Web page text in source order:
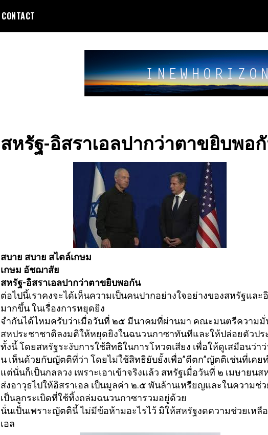
CONTACT
สหรัฐ-อิสราเอลปากว่าตาขยิบพอ
สบาย สบาย สไตล์เกษม
เกษม อัชฌาสัย
สหรัฐ-อิสราเอลปากว่าตาขยิบพอกัน
ต่อไปนี้เราคงจะได้เห็นความเป็นคนปากอย่างใจอย่างของสหรัฐและ
มากขึ้น ในเรื่องการหยุดยิง
จำกันได้ไหมครับว่าเมื่อวันที่ ๒๕ มีนาคมที่ผ่านมา คณะมนตรีความมั่
สหประชาชาติลงมติให้หยุดยิงในฉนวนกาซาทันทีและให้ปล่อยตัวปร
ทั้งนี้ โดยสหรัฐระงับการใช้สิทธิในการโหวตเสียง เพื่อให้ดูเสมือนว่า
น เห็นด้วยกับญัตติที่ว่า โดยไม่ใช้สิทธิยับยั้งเพื่อ”ตีตก”ญัตติเช่นที่เคย
แต่นั่นก็เป็นกลลวง เพราะเอาเข้าจริงแล้ว สหรัฐเมื่อวันที่ ๒ เมษายนส
ส่งอาวุธไปให้อิสราเอล เป็นมูลค่า ๒.๕ พันล้านเหรียญและในความช่ว
เป็นลูกระเบิดที่ใช้ทิ้งถล่มฉนวนกาซารวมอยู่ด้วย
นั่นเป็นเพราะญัตตินี้ ไม่มีข้อห้ามอะไรไว้ มิให้สหรัฐงดความช่วยเหลื
เอล